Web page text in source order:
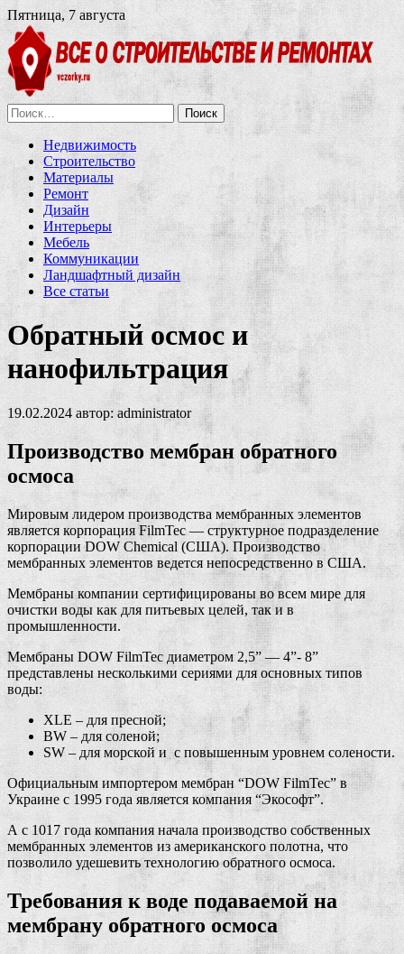
Пятница, 7 августа
Найти:
Недвижимость
Строительство
Материалы
Ремонт
Дизайн
Интерьеры
Мебель
Коммуникации
Ландшафтный дизайн
Все статьи
Обратный осмос и
нанофильтрация
19.02.2024 автор:administrator
Производство мембран обратного
осмоса
Мировым лидером производства мембранных элементов
является корпорация FilmTec — структурное подразделение
корпорации DOW Chemical (США). Производство
мембранных элементов ведется непосредственно в США.
Мембраны компании сертифицированы во всем мире для
очистки воды как для питьевых целей, так и в
промышленности.
Мембраны DOW FilmTec диаметром 2,5” — 4”- 8”
представлены несколькими сериями для основных типов
воды:
XLE – для пресной;
BW – для соленой;
SW – для морской и с повышенным уровнем солености.
Официальным импортером мембран “DOW FilmTec” в
Украине с 1995 года является компания “Экософт”.
А с 1017 года компания начала производство собственных
мембранных элементов из американского полотна, что
позволило удешевить технологию обратного осмоса.
Требования к воде подаваемой на
мембрану обратного осмоса